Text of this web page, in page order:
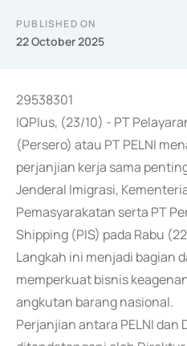
PUBLISHED ON
22 October 2025
29538301
IQPlus, (23/10) - PT
(Persero) atau PT PELNI
perjanjian kerja sama
Jenderal Imigrasi,
Pemasyarakatan serta PT
Shipping (PIS) pada Rabu
Langkah ini menjadi bagian
memperkuat bisnis
angkutan barang nasional.
Perjanjian antara PELNI